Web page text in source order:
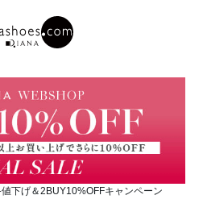
下げ＆2BUY10%OFFキャンペーン